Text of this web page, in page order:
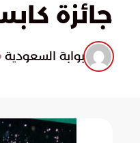
جائزة
بوابة السعودية